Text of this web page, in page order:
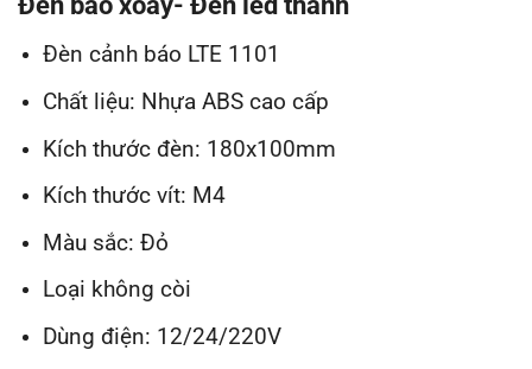
Đèn cảnh báo LTE 1101
Chất liệu: Nhựa ABS cao cấp
Kích thước đèn: 180x100mm
Kích thước vít: M4
Màu sắc: Đỏ
Loại không còi
Dùng điện: 12/24/220V